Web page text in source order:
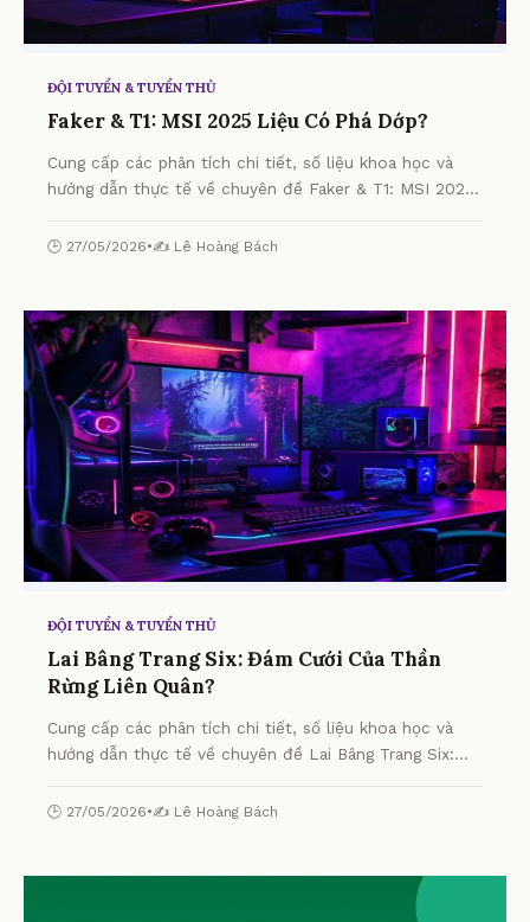
ĐỘI TUYỂN & TUYỂN THỦ
Faker & T1: MSI 2025 Liệu Có Phá Dớp?
Cung cấp các phân tích chi tiết, số liệu khoa học và
hướng dẫn thực tế về chuyên đề Faker & T1: MSI 2025
🕒 27/05/2026•✍️ Lê Hoàng Bách
ĐỘI TUYỂN & TUYỂN THỦ
Lai Bâng Trang Six: Đám Cưới Của Thần
Rừng Liên Quân?
Cung cấp các phân tích chi tiết, số liệu khoa học và
hướng dẫn thực tế về chuyên đề Lai Bâng Trang Six:
🕒 27/05/2026•✍️ Lê Hoàng Bách